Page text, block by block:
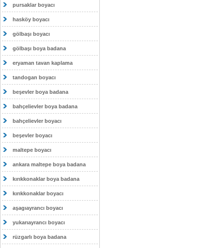
pursaklar boyacı
hasköy boyacı
gölbaşı boyacı
gölbaşı boya badana
eryaman tavan kaplama
tandogan boyacı
beşevler boya badana
bahçelievler boya badana
bahçelievler boyacı
beşevler boyacı
maltepe boyacı
ankara maltepe boya badana
kırıkkonaklar boya badana
kırıkkonaklar boyacı
aşagıayrancı boyacı
yukarıayrancı boyacı
rüzgarlı boya badana